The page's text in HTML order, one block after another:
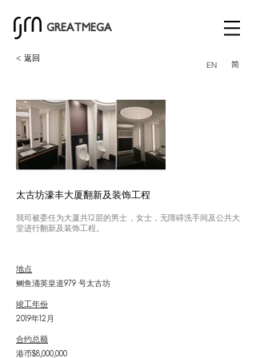
GREATMEGA
< 返回
EN 简
太古坊濠丰大厦翻新及装饰工程
我司被委任为大厦共12层的男士，女士，无障碍洗手间及公共大
堂进行翻新及装饰工程。
地点
鲗鱼涌英皇道979 号太古坊
2019年12月
竣工年份
港币$8,000,000
合约总额